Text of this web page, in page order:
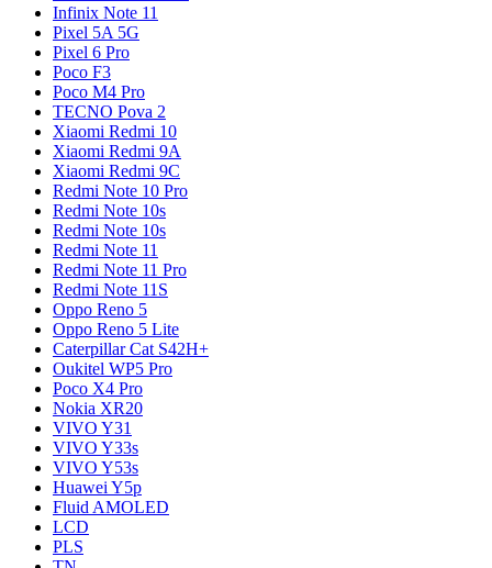
Infinix Note 11
Pixel 5A 5G
Pixel 6 Pro
Poco F3
Poco M4 Pro
TECNO Pova 2
Xiaomi Redmi 10
Xiaomi Redmi 9A
Xiaomi Redmi 9C
Redmi Note 10 Pro
Redmi Note 10s
Redmi Note 10s
Redmi Note 11
Redmi Note 11 Pro
Redmi Note 11S
Oppo Reno 5
Oppo Reno 5 Lite
Caterpillar Cat S42H+
Oukitel WP5 Pro
Poco X4 Pro
Nokia XR20
VIVO Y31
VIVO Y33s
VIVO Y53s
Huawei Y5p
Fluid AMOLED
LCD
PLS